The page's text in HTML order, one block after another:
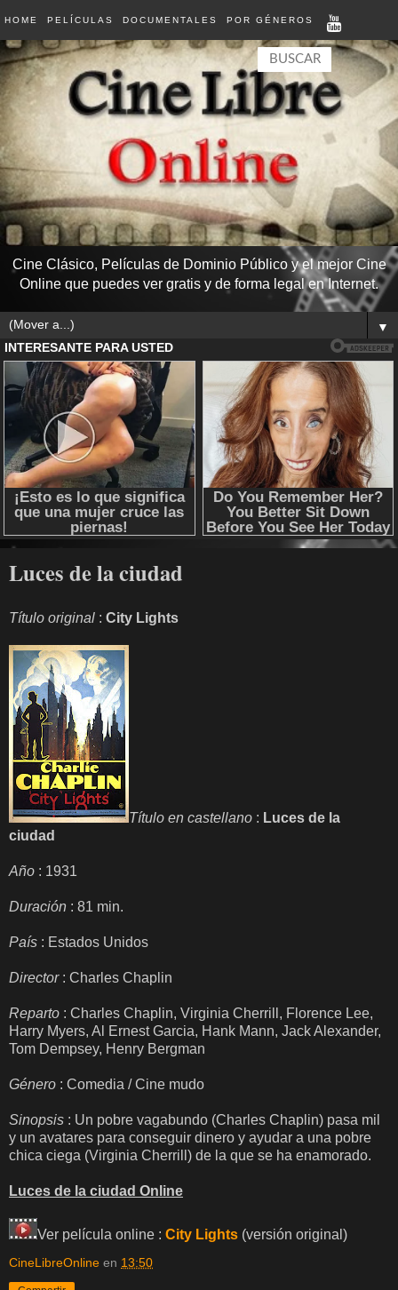
HOME PELÍCULAS DOCUMENTALES POR GÉNEROS
Cine Clásico, Películas de Dominio Público y el mejor Cine
Online que puedes ver gratis y de forma legal en Internet.
▼
Luces de la ciudad
Título original : City Lights
Título en castellano : Luces de la
ciudad
Año : 1931
Duración : 81 min.
País : Estados Unidos
Director: Charles Chaplin
Reparto : Charles Chaplin, Virginia Cherrill, Florence Lee,
Harry Myers, Al Ernest Garcia, Hank Mann, Jack Alexander,
Tom Dempsey, Henry Bergman
Género : Comedia / Cine mudo
Sinopsis : Un pobre vagabundo (Charles Chaplin) pasa mil
y un avatares para conseguir dinero y ayudar a una pobre
chica ciega (Virginia Cherrill) de la que se ha enamorado.
Luces de la ciudad Online
Ver película online : City Lights (versión original)
CineLibreOnline en 13:50